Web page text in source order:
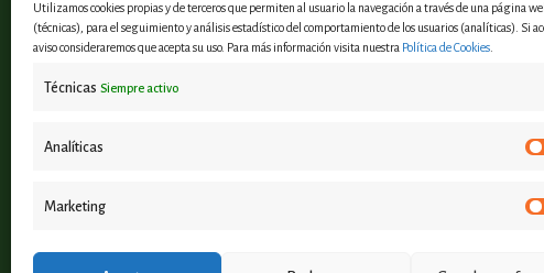
Utilizamos cookies propias y de terceros que permiten al usuario la navegación a través de una página
(técnicas), para el seguimiento y análisis estadístico del comportamiento de los usuarios (analíticas). Si
aviso consideraremos que acepta su uso. Para más información visita nuestra Política de Cookies
Técnicas Siempre activo
Analíticas
Marketing
Observatorio Andaluz en